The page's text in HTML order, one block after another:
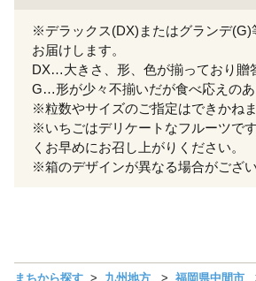
※デラックス(DX)またはグランデ(G)
お届けします。
DX…大きさ、形、色が揃っており贈
G…形が少々不揃いだが食べ応えのあ
※粒数やサイズのご指定はできかねま
※いちごはデリケートなフルーツで
くお早めにお召し上がりください。
※箱のデザインが異なる場合がござい
まちから探す 九州地方 福岡県中間市